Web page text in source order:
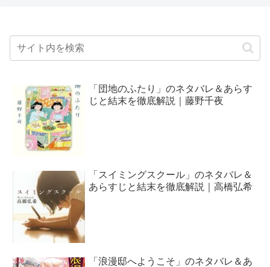
「団地のふたり」のネタバレ＆あらす
じと結末を徹底解説｜藤野千夜
「スイミングスクール」のネタバレ＆
あらすじと結末を徹底解説｜高橋弘希
「浪漫邸へようこそ」のネタバレ＆あ